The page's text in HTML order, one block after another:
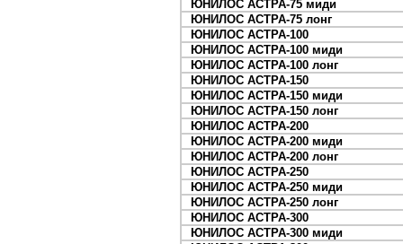
ЮНИЛОС АСТРА-75 миди
ЮНИЛОС АСТРА-75 лонг
ЮНИЛОС АСТРА-100
ЮНИЛОС АСТРА-100 миди
ЮНИЛОС АСТРА-100 лонг
ЮНИЛОС АСТРА-150
ЮНИЛОС АСТРА-150 миди
ЮНИЛОС АСТРА-150 лонг
ЮНИЛОС АСТРА-200
ЮНИЛОС АСТРА-200 миди
ЮНИЛОС АСТРА-200 лонг
ЮНИЛОС АСТРА-250
ЮНИЛОС АСТРА-250 миди
ЮНИЛОС АСТРА-250 лонг
ЮНИЛОС АСТРА-300
ЮНИЛОС АСТРА-300 миди